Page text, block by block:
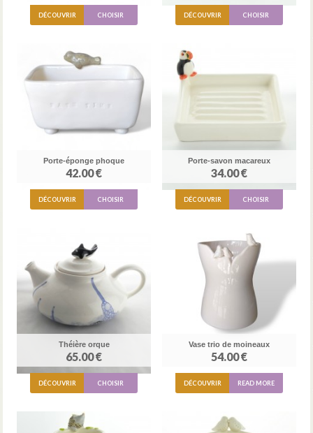
DÉCOUVRIR CHOISIR DÉCOUVRIR CHOISIR
Porte-éponge phoque
42.00 €
DÉCOUVRIR CHOISIR
Porte-savon macareux
34.00 €
DÉCOUVRIR CHOISIR
Théière orque
65.00 €
DÉCOUVRIR CHOISIR
Vase trio de moineaux
54.00 €
DÉCOUVRIR READ MORE